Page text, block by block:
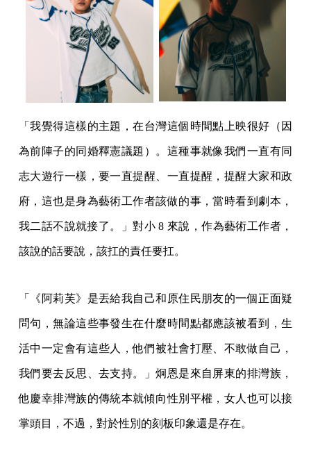
「我覺得這樣的主題，在台灣這個時間點上映很好（因
為前陣子的同婚釋憲議題）。這種事就像我們一直有同
志大遊行一樣，要一直提醒、一直提醒，提醒大家和政
府，這也是身為藝術工作者該做的事，當時看到劇本，
我二話不說就接了。」對小 8 來說，作為藝術工作者，
該說的話要說，該扛的責任要扛。
「《阿莉芙》是丟給我自己和原住民朋友的一個正面疑
問句，無論這些事發生在什麼時間點都應該被看到，生
活中一定會有這些人，他們被社會打壓、不敢做自己，
我們要去反思、去支持。」炯恩是來自屏東的排灣族，
他慶幸排灣族的傳統本就傾向性別平權，女人也可以接
掌頭目，不過，對於性別的刻板印象還是存在。